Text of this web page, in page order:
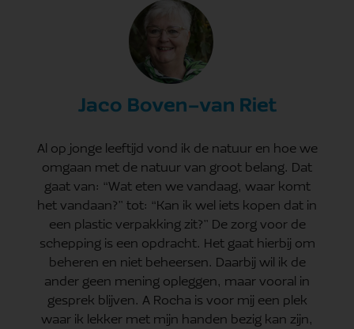
Jaco Boven-van Riet
Al op jonge leeftijd vond ik de natuur en hoe we
omgaan met de natuur van groot belang. Dat
gaat van: “Wat eten we vandaag, waar komt
het vandaan?” tot: “Kan ik wel iets kopen dat in
een plastic verpakking zit?” De zorg voor de
schepping is een opdracht. Het gaat hierbij om
beheren en niet beheersen. Daarbij wil ik de
ander geen mening opleggen, maar vooral in
gesprek blijven. A Rocha is voor mij een plek
waar ik lekker met mijn handen bezig kan zijn,